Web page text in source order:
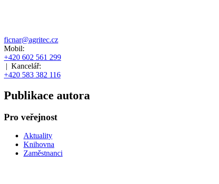
ficnar@agritec.cz
Mobil:
+420 602 561 299
| Kancelář:
+420 583 382 116
Publikace autora
Pro veřejnost
Aktuality
Knihovna
Zaměstnanci